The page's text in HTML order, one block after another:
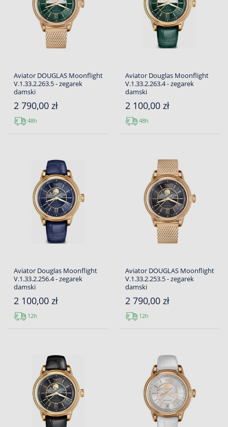
Aviator DOUGLAS Moonflight
V.1.33.2.263.5 - zegarek
damski
2 790,00 zł
48h
Aviator Douglas Moonflight
V.1.33.2.263.4 - zegarek
damski
2 100,00 zł
48h
Aviator Douglas Moonflight
V.1.33.2.256.4 - zegarek
damski
2 100,00 zł
12h
Aviator DOUGLAS Moonflight
V.1.33.2.253.5 - zegarek
damski
2 790,00 zł
12h